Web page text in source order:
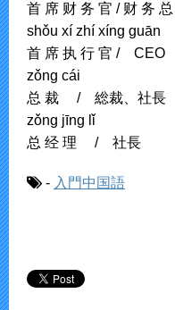
首 席 财 务 官 / 财 务
shǒu xí zhí xínɡ ɡuān
首 席 执 行 官 / CEO
zǒnɡ cái
总 裁 / 総裁、社長
zǒnɡ jīnɡ lǐ
总 经 理 / 社長
- 入門中国語